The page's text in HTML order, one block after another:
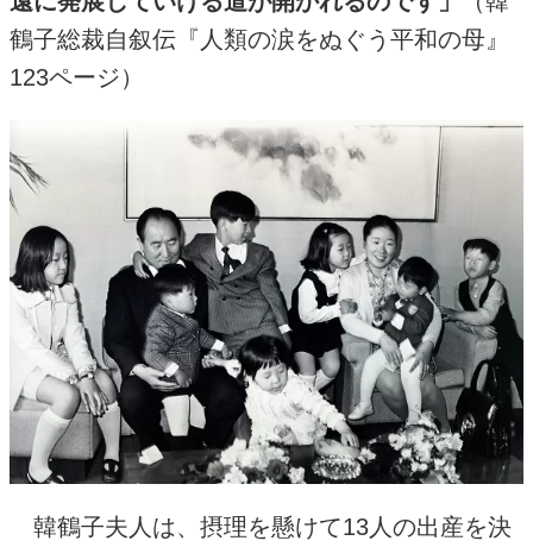
鶴子総裁自叙伝『人類の涙をぬぐう平和の母』
123ページ）
韓鶴子夫人は、摂理を懸けて13人の出産を決